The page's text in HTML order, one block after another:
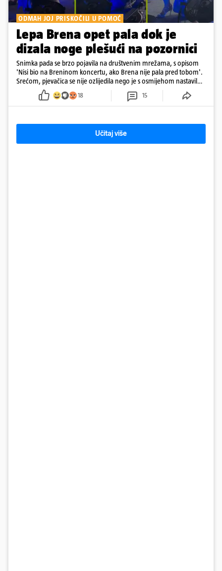
ODMAH JOJ PRISKOČILI U POMOĆ
Lepa Brena opet pala dok je
dizala noge plešući na pozornici
Snimka pada se brzo pojavila na društvenim mrežama, s opisom
'Nisi bio na Breninom koncertu, ako Brena nije pala pred tobom'.
Srećom, pjevačica se nije ozlijedila nego je s osmijehom nastavila
18 15
Učitaj više